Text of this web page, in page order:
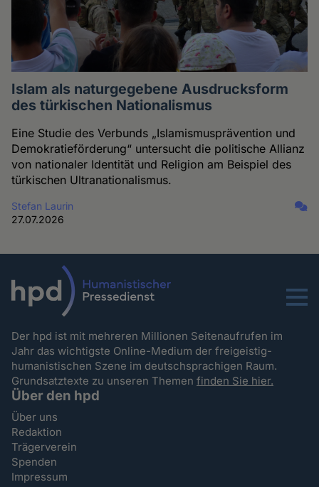
Islam als naturgegebene Ausdrucksform
des türkischen Nationalismus
Eine Studie des Verbunds „Islamismusprävention und
Demokratieförderung“ untersucht die politische Allianz
von nationaler Identität und Religion am Beispiel des
türkischen Ultranationalismus.
Stefan Laurin
27.07.2026
Menu
Der hpd ist mit mehreren Millionen Seitenaufrufen im
Jahr das wichtigste Online-Medium der freigeistig-
humanistischen Szene im deutschsprachigen Raum.
Grundsatztexte zu unseren Themenfinden Sie hier.
Über den hpd
Über uns
Redaktion
Trägerverein
Spenden
Impressum